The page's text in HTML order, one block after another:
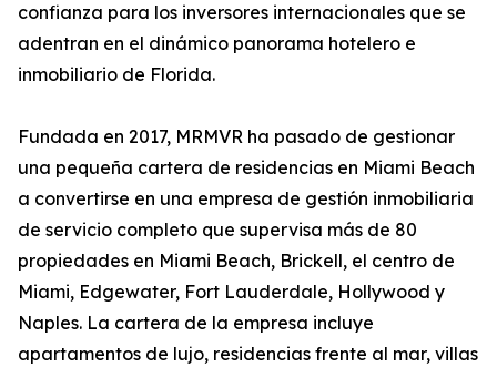
confianza para los inversores internacionales que se
adentran en el dinámico panorama hotelero e
inmobiliario de Florida.
Fundada en 2017, MRMVR ha pasado de gestionar
una pequeña cartera de residencias en Miami Beach
a convertirse en una empresa de gestión inmobiliaria
de servicio completo que supervisa más de 80
propiedades en Miami Beach, Brickell, el centro de
Miami, Edgewater, Fort Lauderdale, Hollywood y
Naples. La cartera de la empresa incluye
apartamentos de lujo, residencias frente al mar, villas